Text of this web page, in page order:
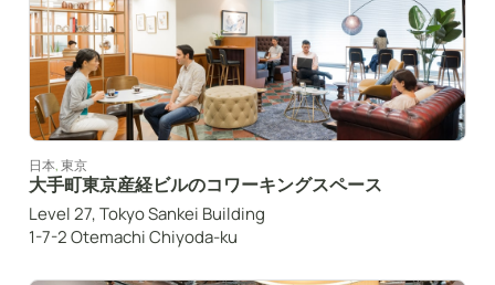
日本,東京
大手町東京産経ビルのコワーキングスペース
Level 27, Tokyo Sankei Building
1-7-2 Otemachi Chiyoda-ku